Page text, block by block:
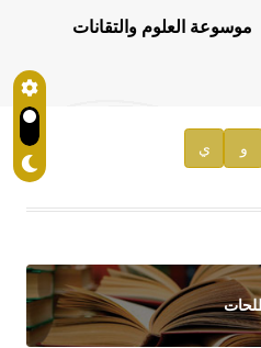
موسوعة العلوم والتقانات
و ي